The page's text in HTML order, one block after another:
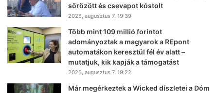
sörözött és csevapot kóstolt
2026, augusztus 7. 19:39
Több mint 109 millió forintot
adományoztak a magyarok a REpont
automatákon keresztül fél év alatt –
mutatjuk, kik kapják a támogatást
2026, augusztus 7. 19:22
Már megérkeztek a Wicked díszletei a Dóm